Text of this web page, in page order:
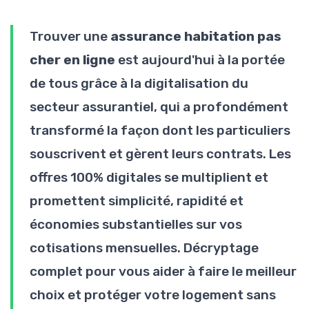
Trouver une assurance habitation pas
cher en ligne est aujourd'hui à la portée
de tous grâce à la digitalisation du
secteur assurantiel, qui a profondément
transformé la façon dont les particuliers
souscrivent et gèrent leurs contrats. Les
offres 100% digitales se multiplient et
promettent simplicité, rapidité et
économies substantielles sur vos
cotisations mensuelles. Décryptage
complet pour vous aider à faire le meilleur
choix et protéger votre logement sans